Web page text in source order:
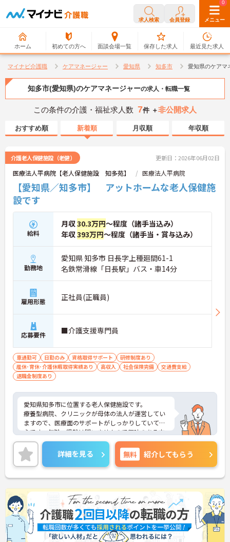
求人検索 会員登録 メニュー
ホーム 初めての方へ 面談会場一覧
0
保存した求人
0
最近見た求人
マイナビ介護職 ケアマネージャー 愛知県 知多市 愛知県のケアマ
知多市(愛知県)のケアマネージャーの求人・転職一覧
この条件の介護・福祉求人数 7件 ＋非公開求人
おすすめ順 新着順 月収順 年収順
介護老人保健施設（老健） 更新日：2026年06月02日
医療法人平病院【老人保健施設 知多苑】 医療法人平病院
【愛知県／知多市】 アットホームな老人保健施
設です
給料
月収30.3万円～程度（諸手当込み）
年収393万円～程度（諸手当・賞与込み）
勤務地
愛知県 知多市 日長字上種廻間61-1
名鉄常滑線「日長駅」バス・車14分
雇用形態 正社員(正職員)
応募要件 ■介護支援専門員
車通勤可 日勤のみ 資格取得サポート
研修制度あり
産休･育休･介護休暇取得実績あり
高収入 社会保険完備
交通費支給
退職金制度あり
愛知県知多市に位置する老人保健施設です。
療養型病院、クリニックが母体の法人が運営してい
ますので、医療面のサポートがしっかりしていて安
心です。年齢・経験は問いませんので興味のある方
は是非ご応募ください。
詳細を見る 無料 紹介してもらう